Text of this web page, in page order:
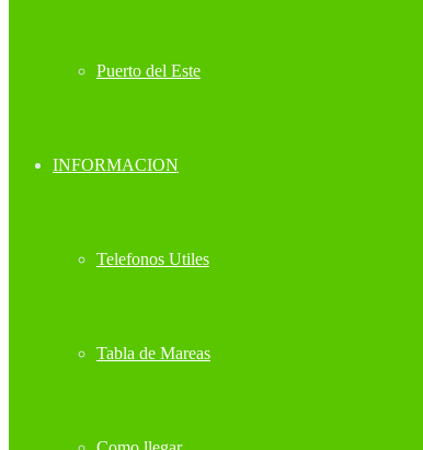
Puerto del Este
INFORMACION
Telefonos Utiles
Tabla de Mareas